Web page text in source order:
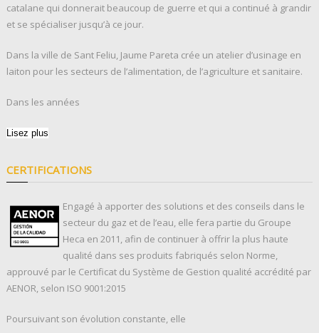
catalane qui donnerait beaucoup de guerre et qui a continué à grandir
et se spécialiser jusqu’à ce jour.
Dans la ville de Sant Feliu, Jaume Pareta crée un atelier d’usinage en
laiton pour les secteurs de l’alimentation, de l’agriculture et sanitaire.
Dans les années
Lisez plus
CERTIFICATIONS
Engagé à apporter des solutions et des conseils dans le
secteur du gaz et de l’eau, elle fera partie du Groupe
Heca en 2011, afin de continuer à offrir la plus haute
qualité dans ses produits fabriqués selon Norme,
approuvé par le Certificat du Système de Gestion qualité accrédité par
AENOR, selon ISO 9001:2015
Poursuivant son évolution constante, elle